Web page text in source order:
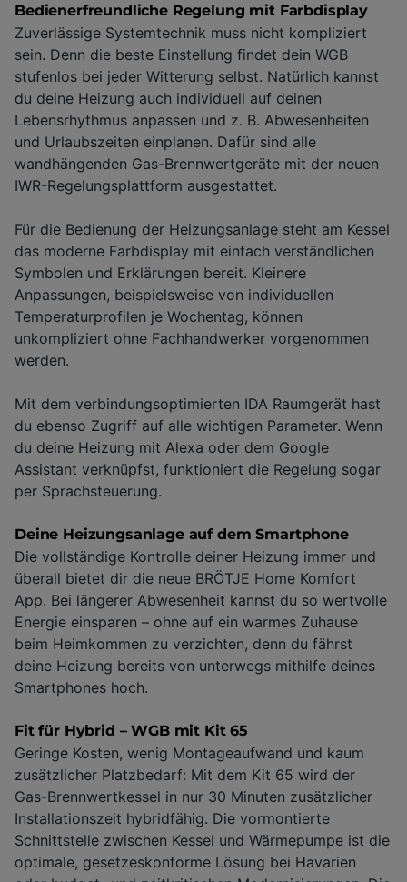
Bedienerfreundliche Regelung mit Farbdisplay
Zuverlässige Systemtechnik muss nicht kompliziert
sein. Denn die beste Einstellung findet dein WGB
stufenlos bei jeder Witterung selbst. Natürlich kannst
du deine Heizung auch individuell auf deinen
Lebensrhythmus anpassen und z. B. Abwesenheiten
und Urlaubszeiten einplanen. Dafür sind alle
wandhängenden Gas-Brennwertgeräte mit der neuen
IWR-Regelungsplattform ausgestattet.
Für die Bedienung der Heizungsanlage steht am Kessel
das moderne Farbdisplay mit einfach verständlichen
Symbolen und Erklärungen bereit. Kleinere
Anpassungen, beispielsweise von individuellen
Temperaturprofilen je Wochentag, können
unkompliziert ohne Fachhandwerker vorgenommen
werden.
Mit dem verbindungsoptimierten IDA Raumgerät hast
du ebenso Zugriff auf alle wichtigen Parameter. Wenn
du deine Heizung mit Alexa oder dem Google
Assistant verknüpfst, funktioniert die Regelung sogar
per Sprachsteuerung.
Deine Heizungsanlage auf dem Smartphone
Die vollständige Kontrolle deiner Heizung immer und
überall bietet dir die neue BRÖTJE Home Komfort
App. Bei längerer Abwesenheit kannst du so wertvolle
Energie einsparen – ohne auf ein warmes Zuhause
beim Heimkommen zu verzichten, denn du fährst
deine Heizung bereits von unterwegs mithilfe deines
Smartphones hoch.
Fit für Hybrid – WGB mit Kit 65
Geringe Kosten, wenig Montageaufwand und kaum
zusätzlicher Platzbedarf: Mit dem Kit 65 wird der
Gas-Brennwertkessel in nur 30 Minuten zusätzlicher
Installationszeit hybridfähig. Die vormontierte
Schnittstelle zwischen Kessel und Wärmepumpe ist die
optimale, gesetzeskonforme Lösung bei Havarien